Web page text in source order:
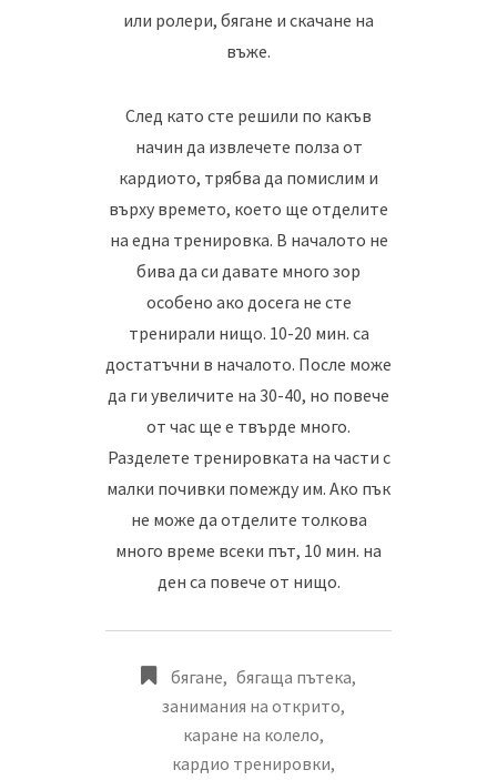
или ролери, бягане и скачане на
въже.
След като сте решили по какъв
начин да извлечете полза от
кардиото, трябва да помислим и
върху времето, което ще отделите
на една тренировка. В началото не
бива да си давате много зор
особено ако досега не сте
тренирали нищо. 10-20 мин. са
достатъчни в началото. После може
да ги увеличите на 30-40, но повече
от час ще е твърде много.
Разделете тренировката на части с
малки почивки помежду им. Ако пък
не може да отделите толкова
много време всеки път, 10 мин. на
ден са повече от нищо.
бягане, бягаща пътека,
занимания на открито,
каране на колело,
кардио тренировки,